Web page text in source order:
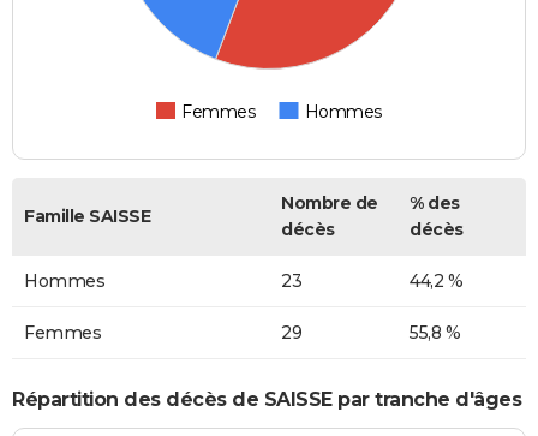
Femmes Hommes
Famille SAISSE
Nombre de
décès
% des
décès
Hommes 23 44,2 %
Femmes 29 55,8 %
Répartition des décès de SAISSE par tranche d'âges